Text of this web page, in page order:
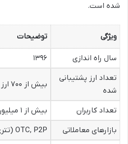
شده است.
ویژگی توضیحات
سال راه اندازی
۱۳۹۶
تعداد ارز پشتیبانی
شده
بیش از ۷۰۰ ارز
تعداد کاربران
بیش از ۱ میلیون نفر
بازارهای معاملاتی
OTC, P2P (تتری و تومانی)